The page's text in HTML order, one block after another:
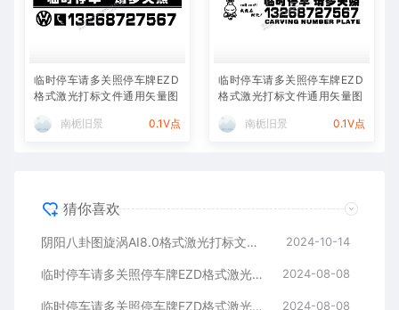
临时停车请多关照停车牌EZD
格式激光打标文件通用矢量图
南栀旧景 0.1V点
临时停车请多关照停车牌EZD
格式激光打标文件通用矢量图
南栀旧景 0.1V点
猜你喜欢
阴阳八卦图旋涡AI8.0格式激光打标文件通用矢量图 2024-10-14
临时停车请多关照停车牌EZD格式激光打标文件通用矢量图 2024-08-08
临时停车请多关照停车牌EZD格式激光打标文件通用矢量图 2024-08-08